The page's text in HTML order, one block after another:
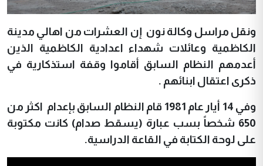
ونقل مراسل وكالة نون إن العشرات من اهالي مدينة
الكاظمية وعائلات شهداء اعدادية الكاظمية الذين
أعدمهم النظام السابق أقاموا وقفة استذكارية في
ذكرى اعتقال ابنائهم .
وفي 14 أيار عام 1981 قام النظام السابق بإعدام اكثر من
650 شخصاً بسب عبارة (يسقط صدام) كانت مكتوبة
على لوحة الكتابة في القاعة الدراسية.